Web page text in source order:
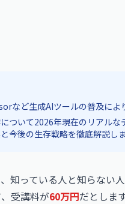
など生成AIツールの普及によ
ついて2026年現在のリアル
今後の生存戦略を徹底解説し
知っている人と知らない
受講料が60万円だとしま